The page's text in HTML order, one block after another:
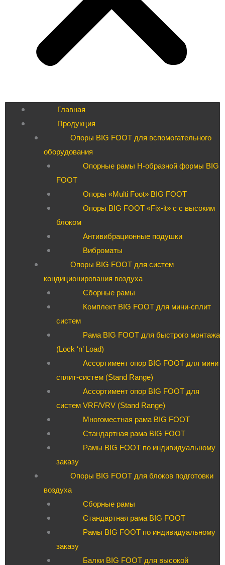
Главная
Продукция
Опоры BIG FOOT для вспомогательного
оборудования
Опорные рамы H-образной формы BIG
FOOT
Опоры «Multi Foot» BIG FOOT
Опоры BIG FOOT «Fix-it» c с высоким
блоком
Антивибрационные подушки
Виброматы
Опоры BIG FOOT для систем
кондиционирования воздуха
Сборные рамы
Комплект BIG FOOT для мини-сплит
систем
Рама BIG FOOT для быстрого монтажа
(Lock ‘n’ Load)
Ассортимент опор BIG FOOT для мини
сплит-систем (Stand Range)
Ассортимент опор BIG FOOT для
систем VRF/VRV (Stand Range)
Многоместная рама BIG FOOT
Стандартная рама BIG FOOT
Рамы BIG FOOT по индивидуальному
заказу
Опоры BIG FOOT для блоков подготовки
воздуха
Сборные рамы
Стандартная рама BIG FOOT
Рамы BIG FOOT по индивидуальному
заказу
Балки BIG FOOT для высокой